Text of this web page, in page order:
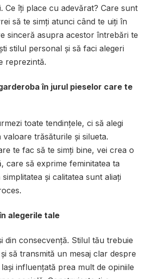
Ce îți place cu adevărat? Care sunt
să te simți atunci când te uiți în
sinceră asupra acestor întrebări te
stilul personal și să faci alegeri
reprezintă.
în jurul pieselor care te
toate tendințele, ci să alegi
trăsăturile și silueta.
te fac să te simți bine, vei crea o
care să exprime feminitatea ta
și calitatea sunt aliați
alegerile tale
din consecvență. Stilul tău trebuie
să transmită un mesaj clar despre
influențată prea mult de opiniile